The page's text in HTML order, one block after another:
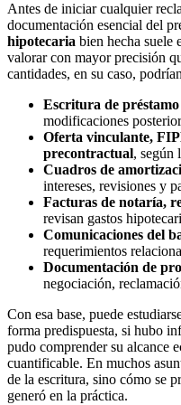
Antes de iniciar cualquier
documentación esencial del
hipotecaria bien hecha suele
valorar con mayor precisión
cantidades, en su caso,
Escritura de
modificaciones
Oferta vinculante,
precontractual, según
Cuadros de
intereses, revisiones y
Facturas de notaría,
revisan gastos
Comunicaciones del
requerimientos
Documentación de
negociación,
Con esa base, puede
forma predispuesta, si hubo
pudo comprender su alcance
cuantificable. En muchos
de la escritura, sino cómo se
generó en la práctica.